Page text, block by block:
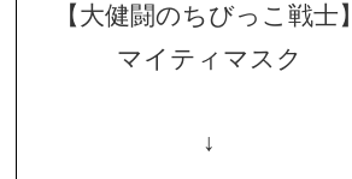
【大健闘のちびっこ戦士】
マイティマスク
↓